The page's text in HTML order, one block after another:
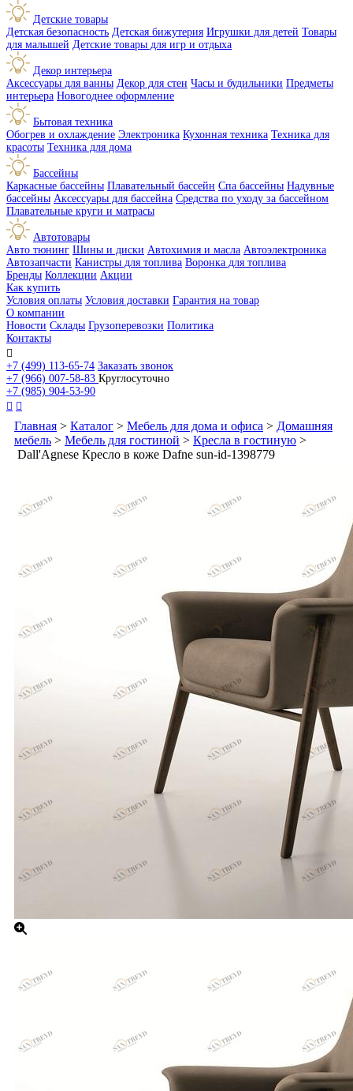
Детские товары
Детская безопасность Детская бижутерия Игрушки для детей Товары
для малышей Детские товары для игр и отдыха
Декор интерьера
Аксессуары для ванны Декор для стен Часы и будильники Предметы
интерьера Новогоднее оформление
Бытовая техника
Обогрев и охлаждение Электроника Кухонная техника Техника для
красоты Техника для дома
Бассейны
Каркасные бассейны Плавательный бассейн Спа бассейны Надувные
бассейны Аксессуары для бассейна Средства по уходу за бассейном
Плавательные круги и матрасы
Автотовары
Авто тюнинг Шины и диски Автохимия и масла Автоэлектроника
Автозапчасти Канистры для топлива Воронка для топлива
Бренды Коллекции Акции
Как купить
Условия оплаты Условия доставки Гарантия на товар
О компании
Новости Склады Грузоперевозки Политика
Контакты

+7 (499) 113-65-74 Заказать звонок
+7 (966) 007-58-83 Круглосуточно
+7 (985) 904-53-90
 
Главная > Каталог > Мебель для дома и офиса > Домашняя
мебель > Мебель для гостиной > Кресла в гостиную >
Dall'Agnese Кресло в коже Dafne sun-id-1398779